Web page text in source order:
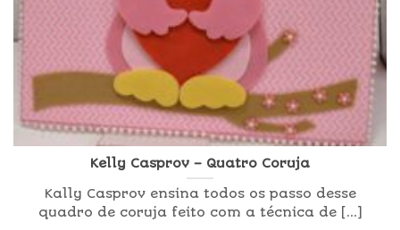
Kelly Casprov – Quatro Coruja
Kally Casprov ensina todos os passo desse
quadro de coruja feito com a técnica de [...]